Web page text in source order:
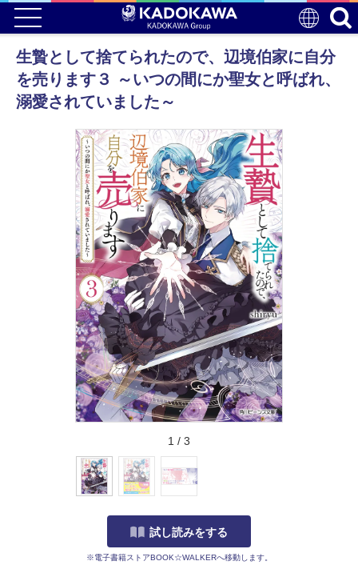
生贄として捨てられたので、辺境伯家に自分
を売ります３ ～いつの間にか聖女と呼ばれ、
溺愛されていました～
1 / 3
試し読みをする
※電子書籍ストアBOOK☆WALKERへ移動します。